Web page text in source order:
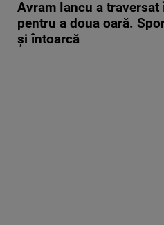
Avram Iancu a
pentru a doua oară.
și întoarcă